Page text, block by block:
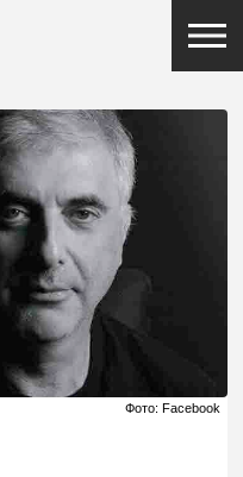
Фото: Facebook